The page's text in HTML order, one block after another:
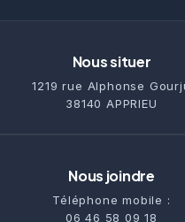
Nous situer
1219 rue Alphonse
38140 APPRIEU
Nous joindre
Téléphone mobile :
06 46 58 09 18